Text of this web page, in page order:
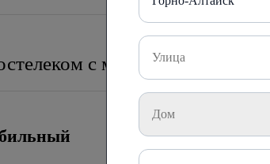
с мобильной связью